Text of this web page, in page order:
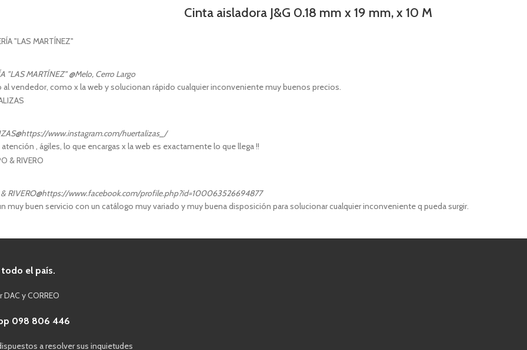
Cinta aisladora J&G 0.18 mm x 19 mm, x 10 M
"LAS MARTÍNEZ"@Melo, Cerro Largo
al vendedor, como x la web y solucionan rápido cualquier inconveniente muy buenos precios.
@https://www.instagram.com/huertalizas_/
, ágiles, lo que encargas x la web es exactamente lo que llega !!
RIVERO@https://www.facebook.com/profile.php?id=100063526694877
muy buen servicio con un catálogo muy variado y muy buena disposición para solucionar cualquier inconveniente q pueda surgir.
todo el país.
y CORREO
098 806 446
a resolver sus inquietudes